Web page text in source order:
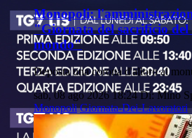
Monopoli:
"Giornata del sacrificio
mondo"
Deposta una corona d'alloro al
sab, 08 ago 2026 18:24 Di: Mino
Monopoli Giornata-Dei-Lavoratori